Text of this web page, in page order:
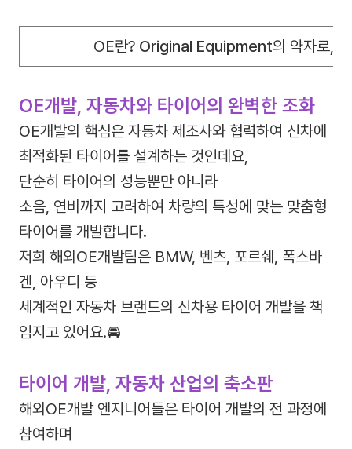
OE란? Original Equipment의 약자로,
OE개발, 자동차와 타이어의 완벽한 조화
OE개발의 핵심은 자동차 제조사와 협력하여 신차에
최적화된 타이어를 설계하는 것인데요,
단순히 타이어의 성능뿐만 아니라
소음, 연비까지 고려하여 차량의 특성에 맞는 맞춤형
타이어를 개발합니다.
저희 해외OE개발팀은 BMW, 벤츠, 포르쉐, 폭스바
겐, 아우디 등
세계적인 자동차 브랜드의 신차용 타이어 개발을 책
임지고 있어요.🚘
타이어 개발, 자동차 산업의 축소판
해외OE개발 엔지니어들은 타이어 개발의 전 과정에
참여하며